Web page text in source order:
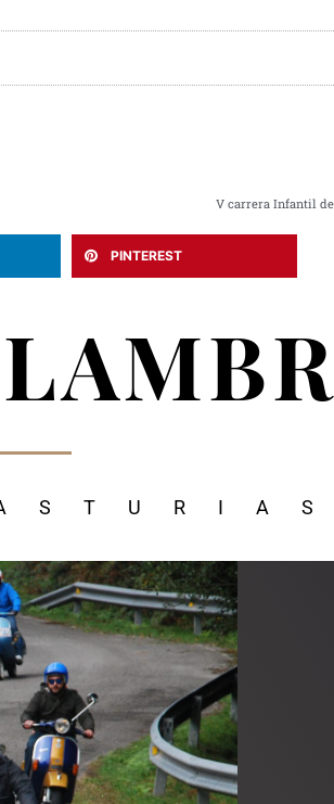
V carrera Infantil
PINTEREST